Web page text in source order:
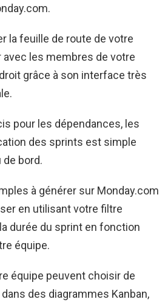
la feuille de route de votre
avec les membres de votre
grâce à son interface très
pour les dépendances, les
des sprints est simple
de bord.
à générer sur Monday.com
en utilisant votre filtre
durée du sprint en fonction
équipe.
équipe peuvent choisir de
des diagrammes Kanban,